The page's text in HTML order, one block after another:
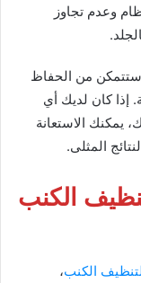
وعدم تجاوز
ستتمكن من الحفاظ
إذا كان لديك أي
الاستعانة
المثلى.
الكنب
الكنب،